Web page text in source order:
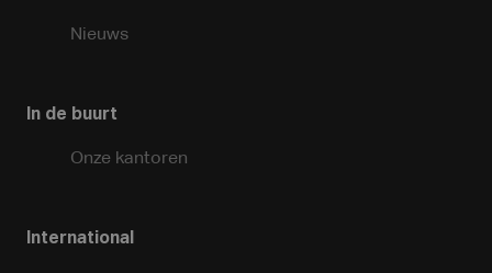
Nieuws
In de buurt
Onze kantoren
International